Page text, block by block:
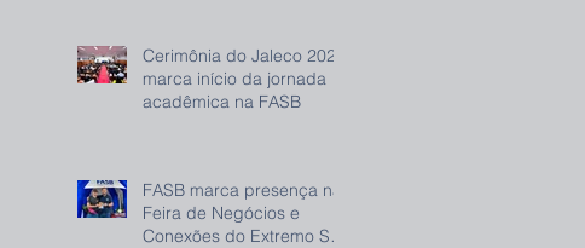
Cerimônia do Jaleco 2026
marca início da jornada
acadêmica na FASB
FASB marca presença na
Feira de Negócios e
Conexões do Extremo Sul